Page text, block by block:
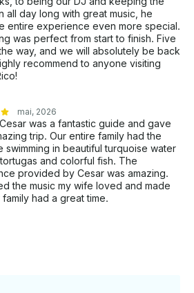
all day long with great music, he
entire experience even more special.
was perfect from start to finish. Five
way, and we will absolutely be back
recommend to anyone visiting
mai, 2026
was a fantastic guide and gave
trip. Our entire family had the
swimming in beautiful turquoise water
and colorful fish. The
provided by Cesar was amazing.
the music my wife loved and made
had a great time.